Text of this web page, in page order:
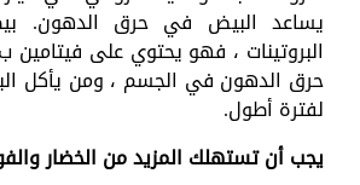
يساعد البيض في حرق الدهون.
حرق الدهون في الجسم ، ومن يأكل
لفترة أطول.
يجب أن تستهلك المزيد من الخضار